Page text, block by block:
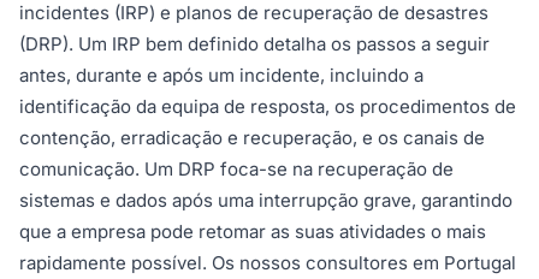
incidentes (IRP) e planos de recuperação de desastres
(DRP). Um IRP bem definido detalha os passos a seguir
antes, durante e após um incidente, incluindo a
identificação da equipa de resposta, os procedimentos de
contenção, erradicação e recuperação, e os canais de
comunicação. Um DRP foca-se na recuperação de
sistemas e dados após uma interrupção grave, garantindo
que a empresa pode retomar as suas atividades o mais
rapidamente possível. Os nossos consultores em Portugal